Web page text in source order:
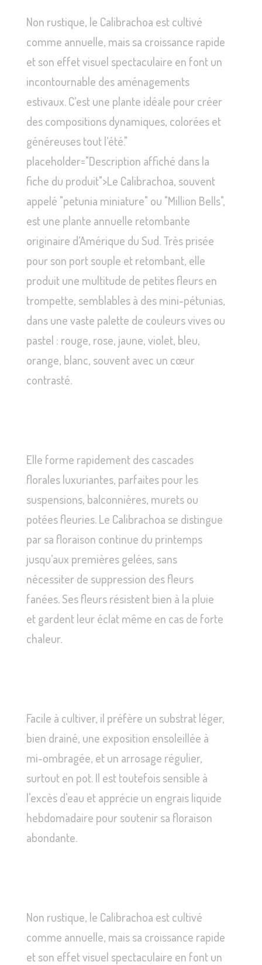
Non rustique, le Calibrachoa est cultivé
comme annuelle, mais sa croissance rapide
et son effet visuel spectaculaire en font un
incontournable des aménagements
estivaux. C’est une plante idéale pour créer
des compositions dynamiques, colorées et
généreuses tout l’été."
placeholder="Description affiché dans la
fiche du produit">Le Calibrachoa, souvent
appelé "petunia miniature" ou "Million Bells",
est une plante annuelle retombante
originaire d’Amérique du Sud. Très prisée
pour son port souple et retombant, elle
produit une multitude de petites fleurs en
trompette, semblables à des mini-pétunias,
dans une vaste palette de couleurs vives ou
pastel : rouge, rose, jaune, violet, bleu,
orange, blanc, souvent avec un cœur
contrasté.
Elle forme rapidement des cascades
florales luxuriantes, parfaites pour les
suspensions, balconnières, murets ou
potées fleuries. Le Calibrachoa se distingue
par sa floraison continue du printemps
jusqu’aux premières gelées, sans
nécessiter de suppression des fleurs
fanées. Ses fleurs résistent bien à la pluie
et gardent leur éclat même en cas de forte
chaleur.
Facile à cultiver, il préfère un substrat léger,
bien drainé, une exposition ensoleillée à
mi-ombragée, et un arrosage régulier,
surtout en pot. Il est toutefois sensible à
l'excès d'eau et apprécie un engrais liquide
hebdomadaire pour soutenir sa floraison
abondante.
Non rustique, le Calibrachoa est cultivé
comme annuelle, mais sa croissance rapide
et son effet visuel spectaculaire en font un